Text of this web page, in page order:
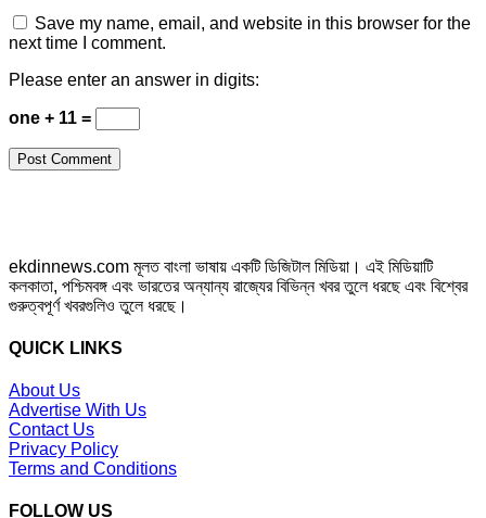
Save my name, email, and website in this browser for the
next time I comment.
Please enter an answer in digits:
one + 11 =
ekdinnews.com মূলত বাংলা ভাষায় একটি ডিজিটাল মিডিয়া। এই মিডিয়াটি
কলকাতা, পশ্চিমবঙ্গ এবং ভারতের অন্যান্য রাজ্যের বিভিন্ন খবর তুলে ধরছে এবং বিশ্বের
গুরুত্বপূর্ণ খবরগুলিও তুলে ধরছে।
QUICK LINKS
About Us
Advertise With Us
Contact Us
Privacy Policy
Terms and Conditions
FOLLOW US